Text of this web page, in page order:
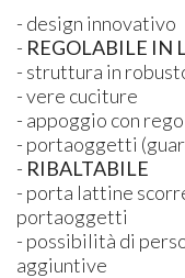
- design innovativo
- REGOLABILE IN
- struttura in
- vere cuciture
- appoggio con
- portaoggetti
- RIBALTABILE
- porta lattine
portaoggetti
- possibilità di
aggiuntive